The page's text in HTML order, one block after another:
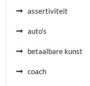
assertiviteit
auto's
betaalbare kunst
coach